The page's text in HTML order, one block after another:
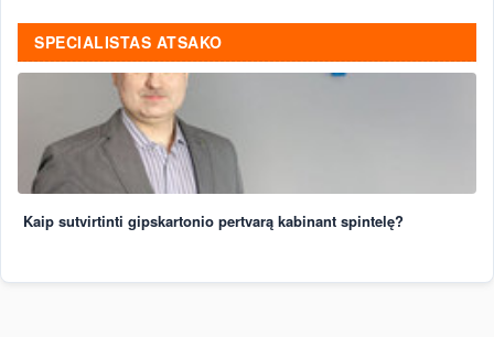
SPECIALISTAS ATSAKO
Kaip sutvirtinti gipskartonio pertvarą kabinant spintelę?